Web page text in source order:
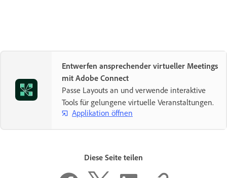
Entwerfen ansprechender virtueller Meetings
mit Adobe Connect
Passe Layouts an und verwende interaktive
Tools für gelungene virtuelle Veranstaltungen.
Applikation öffnen
Diese Seite teilen